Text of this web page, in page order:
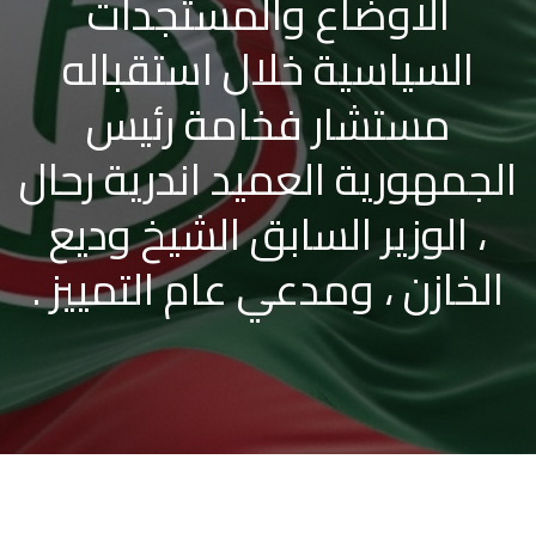
السياسية خلال استقباله
مستشار فخامة رئيس
الجمهورية العميد اندرية رحال
، الوزير السابق الشيخ وديع
الخازن ، ومدعي عام التمييز .